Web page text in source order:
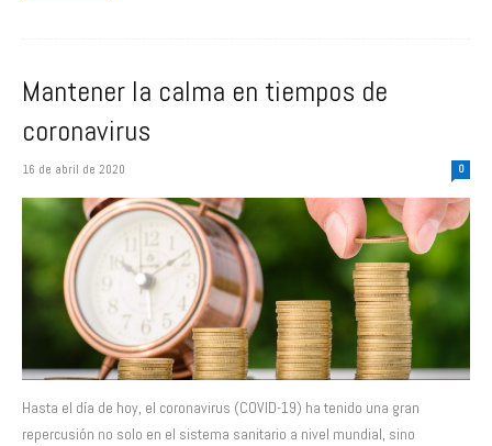
Mantener la calma en tiempos de
coronavirus
16 de abril de 2020 0
Hasta el día de hoy, el coronavirus (COVID-19) ha tenido una gran
repercusión no solo en el sistema sanitario a nivel mundial, sino